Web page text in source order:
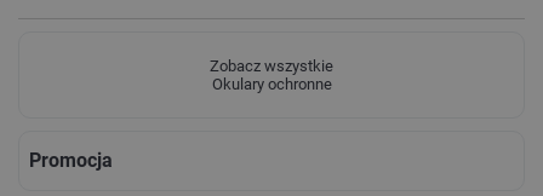
Zobacz wszystkie
Okulary ochronne
Promocja